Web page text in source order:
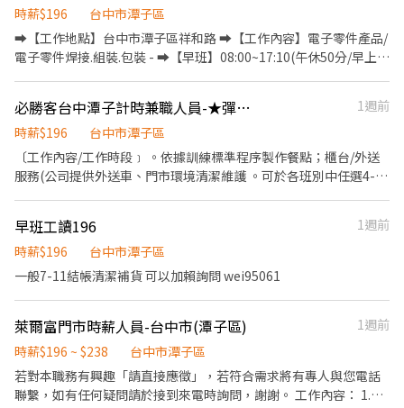
https://reurl.cc/Wbek79 🔒 【隱私防線】個資僅供廠商審核，敏感
欄位（身分證/詳細地址）錄取前皆可先不填！ ➋加入留言： 👉
https://lin.ee/OBnhVN5 私訊留下 ⌜姓名+電話 +應徵蝦皮門市人
員」💥
時薪$196
台中市潭子區
➡️【工作地點】台中市潭子區祥和路 ➡️【工作內容】電子零件產品/
電子零件焊接.組裝.包裝 - ➡️【早班】08:00~17:10(午休50分/早上下
夜班津貼30塊/H ➡️薪資36K起.配合加班平均約42K ✨需在新夜班實
習(13:00~21:30) ❤️培育獎金第一個月:2000元、第二個月:4000元、
第三個月:5000元 - ➡️【大夜班】23:50~08:30//休息時
間:02:50~03:30 ➡️【薪資】31000元+大夜班津貼48塊/H ➡️薪資39K
起.配合加班平均約45K ✨需在新夜班實習(13:00~21:30) ❤️培育獎金
金❤️ 滿1個月可領1000元/次;滿3個月可領3000元/次;滿6個月可領
3000元/次 - ✅【工作環境】冷氣房 ✅【休假制度】周休六日 ✅【安
日誤餐費80塊.假日100塊 ✅【免費車位】免費汽機車停車位 - ❤️請
先按 【 我 要 應 徵 】 投遞履歷➡快速接洽面試 - ╔~~♥~~♥~~⭐️【
應徵方式 】⭐️~~♥~~♥~~╗ ↓↓找嘉嘉 工作攏低嘉↓↓ ☎️連絡電
話:0933670253 ☎️加賴詢問:@927wcdri 陳嘉嘉 ➡️火速找嘉嘉
https://lin.ee/Y30dLdb ╚~~♥~~♥~~⭐️【 快速找工作 】
⭐️~~♥~~♥~~╝
必勝客台中潭子計時兼職人員-★彈性周排班★-"$196-$240"-另享外送獎金
1週前
時薪$196
台中市潭子區
〔工作內容/工作時段﹞ 。依據訓練標準程序製作餐點；櫃台/外送
服務(公司提供外送車、門市環境清潔維護 。可於各班別中任選4-6
薪($2/時 ◆ 值班津貼：每小時40元(晉升幹部後 ◆ 健檢：任職滿一
年起，公司提供年度健檢照顧你的健康 ◆ 保險：除勞、健、勞退
外，公司更為你投保團保維護你的安全 ◆ 員工用餐折扣：每月任職
供你品牌禮卷 讓生日更有溫度 你過節我共歡，重要節慶我們提供你
福利禮券 好好與家人歡慶 你旅遊我贊助，每年職福會提供你旅遊津
貼 好好享受幸福人生 ◎ 詳細工作時間於面試時告知
早班工讀196
1週前
時薪$196
台中市潭子區
一般7-11結帳清潔補貨 可以加賴詢問 wei95061
萊爾富門市時薪人員-台中市(潭子區)
1週前
時薪$196 ~ $238
台中市潭子區
若對本職務有興趣「請直接應徵」，若符合需求將有專人與您電話
聯繫，如有任何疑問請於接到來電時詢問，謝謝。 工作內容： 1.協